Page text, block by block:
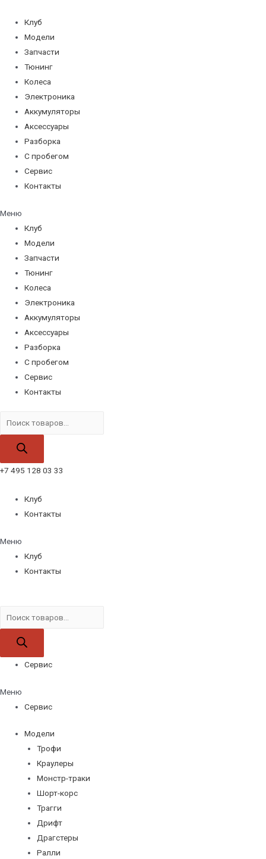
содержимому
Клуб
Модели
Запчасти
Тюнинг
Колеса
Электроника
Аккумуляторы
Аксессуары
Разборка
С пробегом
Сервис
Контакты
Меню
Клуб
Модели
Запчасти
Тюнинг
Колеса
Электроника
Аккумуляторы
Аксессуары
Разборка
С пробегом
Сервис
Контакты
товаров
+7 495 128 03 33
Клуб
Контакты
Меню
Клуб
Контакты
товаров
Сервис
Меню
Сервис
Модели
Трофи
Краулеры
Монстр-траки
Шорт-корс
Трагги
Дрифт
Драгстеры
Ралли